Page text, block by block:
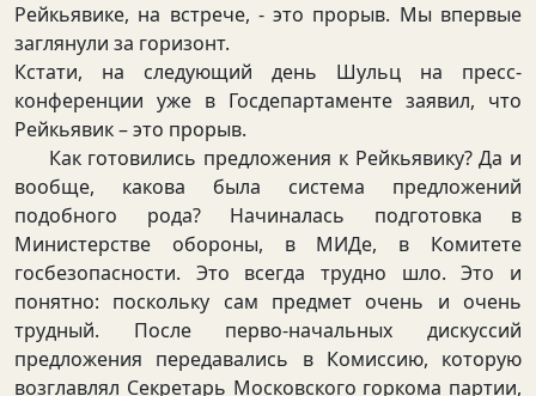
Рейкьявике, на встрече, - это прорыв. Мы впервые
заглянули за горизонт.
Кстати, на следующий день Шульц на пресс-
конференции уже в Госдепартаменте заявил, что
Рейкьявик – это прорыв.
Как готовились предложения к Рейкьявику? Да и
вообще, какова была система предложений
подобного рода? Начиналась подготовка в
Министерстве обороны, в МИДе, в Комитете
госбезопасности. Это всегда трудно шло. Это и
понятно: поскольку сам предмет очень и очень
трудный. После перво-начальных дискуссий
предложения передавались в Комиссию, которую
возглавлял Секретарь Московского горкома партии,